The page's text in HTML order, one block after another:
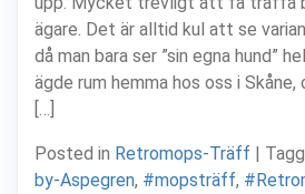
ägare. Det är alltid kul att se
då man bara ser ”sin egna hund”
ägde rum hemma hos oss i
[…]
Posted in Retromops-Träff |
by-Aspegren, #mopsträff,